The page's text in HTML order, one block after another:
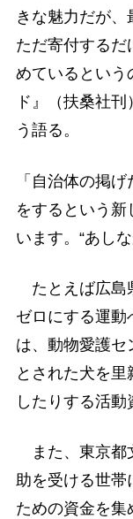
きな魅力だが、
ただ寄付するだ
めているという
ド』（扶桑社
う語る。
「自治体の掲
をするという新
います。“あし
たとえば広島
ゼロにする運動
は、動物愛護セ
とされた犬を
したりする活動
また、東京都
助を受ける世帯
ための資金を集